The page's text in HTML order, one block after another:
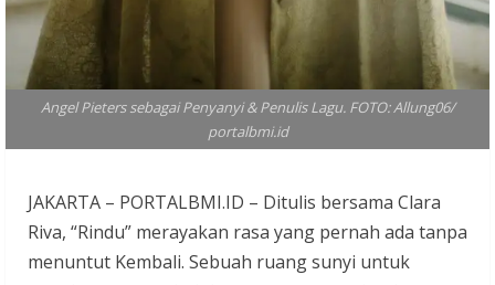
Angel Pieters sebagai Penyanyi & Penulis Lagu. FOTO: Allung06/
portalbmi.id
JAKARTA – PORTALBMI.ID – Ditulis bersama Clara
Riva, “Rindu” merayakan rasa yang pernah ada tanpa
menuntut Kembali. Sebuah ruang sunyi untuk